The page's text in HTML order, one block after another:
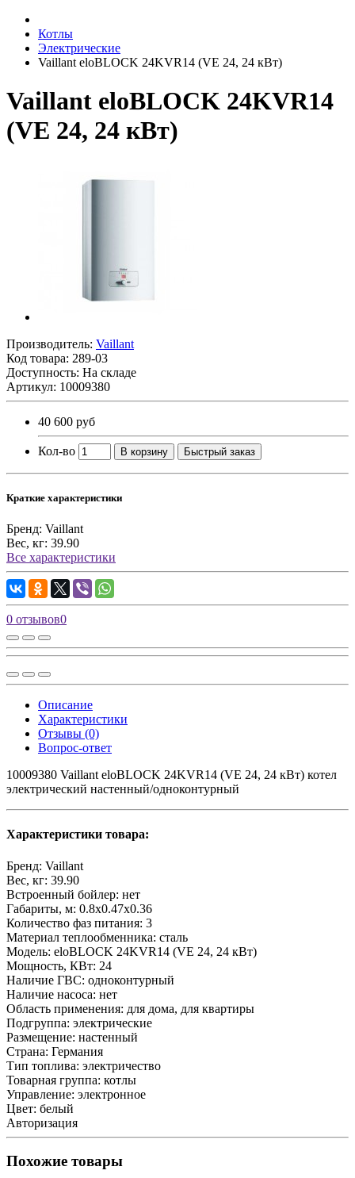
Котлы
Электрические
Vaillant eloBLOCK 24KVR14 (VE 24, 24 кВт)
Vaillant eloBLOCK 24KVR14
(VE 24, 24 кВт)
Производитель: Vaillant
Код товара: 289-03
Доступность: На складе
Артикул: 10009380
40 600 руб
Кол-во В корзину Быстрый заказ
Краткие характеристики
Бренд: Vaillant
Вес, кг: 39.90
Все характеристики
0 отзывов0
Описание
Характеристики
Отзывы (0)
Вопрос-ответ
10009380 Vaillant eloBLOCK 24KVR14 (VE 24, 24 кВт) котел
электрический настенный/одноконтурный
Характеристики товара:
Бренд: Vaillant
Вес, кг: 39.90
Встроенный бойлер: нет
Габариты, м: 0.8x0.47x0.36
Количество фаз питания: 3
Материал теплообменника: сталь
Модель: eloBLOCK 24KVR14 (VE 24, 24 кВт)
Мощность, КВт: 24
Наличие ГВС: одноконтурный
Наличие насоса: нет
Область применения: для дома, для квартиры
Подгруппа: электрические
Размещение: настенный
Страна: Германия
Тип топлива: электричество
Товарная группа: котлы
Управление: электронное
Цвет: белый
Авторизация
Похожие товары